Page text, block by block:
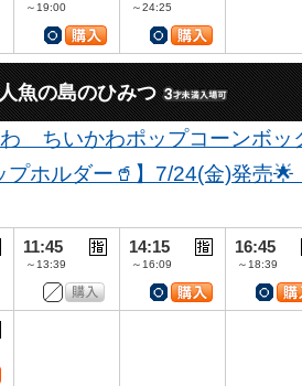
～19:00 ～24:25
魚の島のひみつ
ちいかわポップコーンボ
プホルダー🥤】7/24(金)発売
11:45
～13:39
14:15
～16:09
16:45
～18:39